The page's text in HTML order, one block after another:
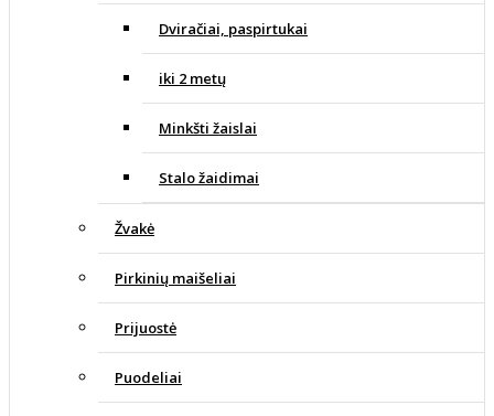
Dviračiai, paspirtukai
iki 2 metų
Minkšti žaislai
Stalo žaidimai
Žvakė
Pirkinių maišeliai
Prijuostė
Puodeliai